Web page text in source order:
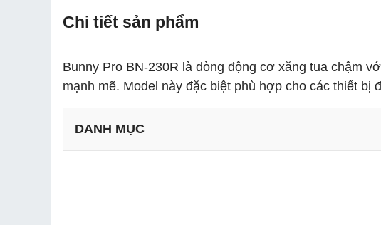
Chi tiết sản phẩm
Bunny Pro BN-230R là dòng động cơ xăng tua chậm
mạnh mẽ. Model này đặc biệt phù hợp cho các thiết bị
DANH MỤC